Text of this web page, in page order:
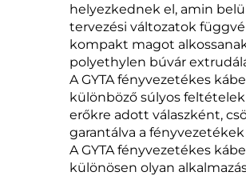
helyezkednek el, amin
tervezési változatok
kompakt magot
polyethylen búvár
A GYTA fényvezetékes
különböző súlyos
erőkre adott válaszként,
garantálva a
A GYTA fényvezetékes
különösen olyan